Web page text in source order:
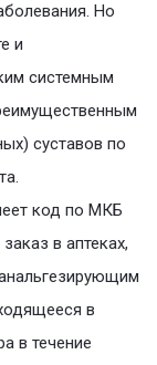
Но
и
системным
суставов по
код по МКБ
в аптеках,
в
в течение